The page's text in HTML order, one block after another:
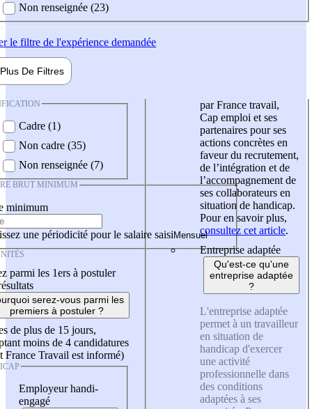
Non renseignée (23)
le filtre de l'expérience demandée
Plus De Filtres
Cadre (1)
Non cadre (35)
Non renseignée (7)
BRUT MINIMUM
minimum
une périodicité pour le salaire saisi
parmi les 1ers à postuler
serez-vous parmi les
premiers à postuler ?
de plus de 15 jours,
moins de 4 candidatures
France Travail est informé)
Employeur handi-
engagé
par France travail,
Cap emploi et ses
partenaires pour ses
actions concrètes en
faveur du recrutement,
de l’intégration et de
l’accompagnement de
ses collaborateurs en
situation de handicap.
Pour en savoir plus,
consultez cet article.
Entreprise adaptée
Qu'est-ce qu'une
entreprise adaptée
?
L'entreprise adaptée
permet à un travailleur
en situation de
handicap d'exercer
une activité
professionnelle dans
des conditions
adaptées à ses